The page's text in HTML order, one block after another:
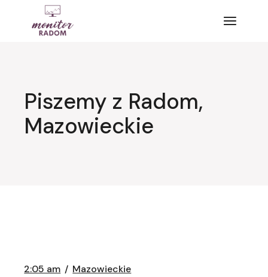
Piszemy z Radom,
Mazowieckie
2:05 am Mazowieckie